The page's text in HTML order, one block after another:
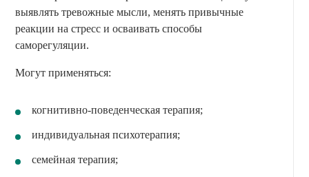
выявлять тревожные мысли, менять привычные
реакции на стресс и осваивать способы
саморегуляции.
Могут применяться:
когнитивно-поведенческая терапия;
индивидуальная психотерапия;
семейная терапия;